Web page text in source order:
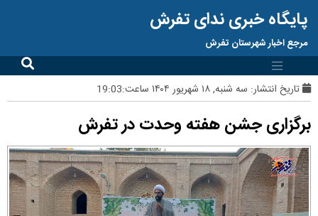
پایگاه خبری ندای تفرش
مرجع اخبار شهرستان تفرش
تاریخ انتشار: سه شنبه, ۱۸ شهریور ۱۴۰۴ ساعت:19:03
برگزاری جشن هفته وحدت در تفرش